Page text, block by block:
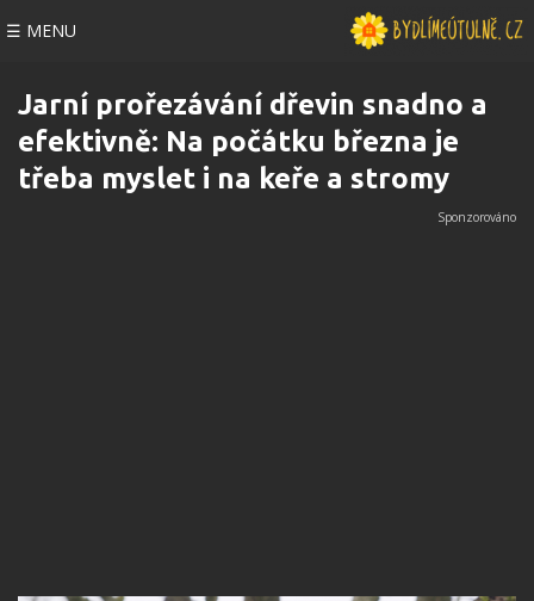
☰ MENU
Jarní prořezávání dřevin snadno a
efektivně: Na počátku března je
třeba myslet i na keře a stromy